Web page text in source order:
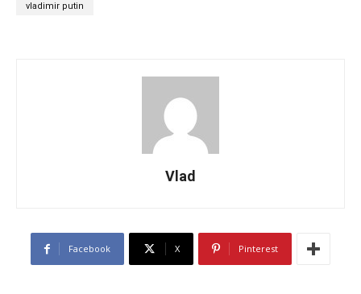
vladimir putin
Vlad
Facebook X Pinterest